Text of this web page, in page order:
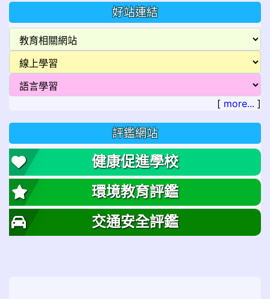
好站連結
[ more... ]
評鑑網站
健康促進學校
環境教育評鑑
交通安全評鑑